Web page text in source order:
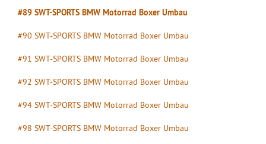
#89 SWT-SPORTS BMW Motorrad Boxer Umbau
#90 SWT-SPORTS BMW Motorrad Boxer Umbau
#91 SWT-SPORTS BMW Motorrad Boxer Umbau
#92 SWT-SPORTS BMW Motorrad Boxer Umbau
#94 SWT-SPORTS BMW Motorrad Boxer Umbau
#98 SWT-SPORTS BMW Motorrad Boxer Umbau